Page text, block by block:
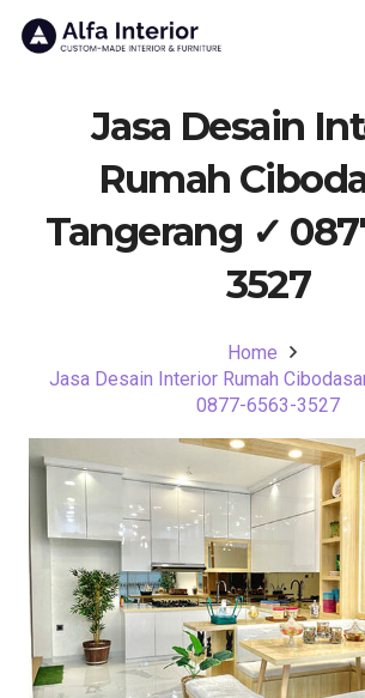
Jasa Desain
Rumah
Tangerang ✓
3527
Home
Jasa Desain Interior Rumah
0877-6563-3527